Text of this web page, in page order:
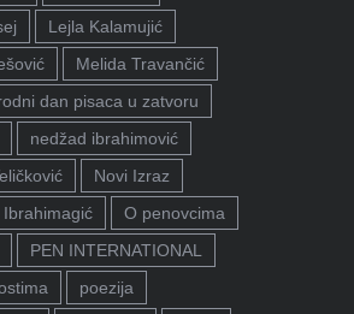
Lejla Kalamujić
Melida Travančić
dan pisaca u zatvoru
nedžad ibrahimović
Novi Izraz
O penovcima
PEN INTERNATIONAL
poezija